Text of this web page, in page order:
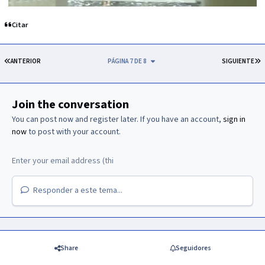
Citar
PRIMERA PÁGINA
ANTERIOR SIGUIENTE
PÁGINA 7 DE 8
Join the conversation
You can post now and register later. If you have an account, sign in
nowto post with your account.
Responder a este tema...
Share Seguidores